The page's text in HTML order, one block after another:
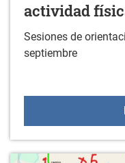
actividad
Sesiones de
septiembre